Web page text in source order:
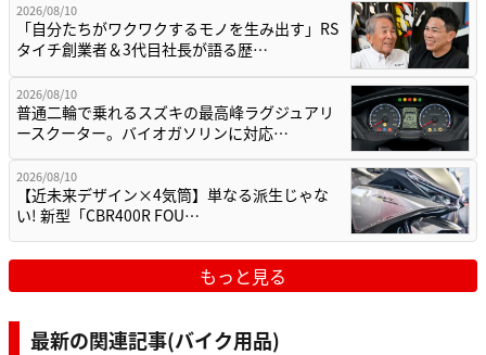
2026/08/10
「自分たちがワクワクするモノを生み出す」RS
タイチ創業者＆3代目社長が語る歴…
2026/08/10
普通二輪で乗れるスズキの最高峰ラグジュアリ
ースクーター。バイオガソリンに対応…
2026/08/10
【近未来デザイン×4気筒】単なる派生じゃな
い! 新型「CBR400R FOU…
もっと見る
最新の関連記事(バイク用品)